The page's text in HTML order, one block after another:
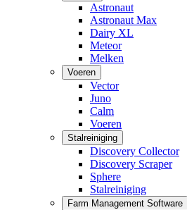
Astronaut
Astronaut Max
Dairy XL
Meteor
Melken
Voeren
Vector
Juno
Calm
Voeren
Stalreiniging
Discovery Collector
Discovery Scraper
Sphere
Stalreiniging
Farm Management Software